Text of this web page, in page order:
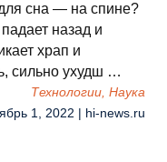
сна — на спине?
назад и
храп и
сильно ухудш …
Технологии, Наука
1, 2022 | hi-news.ru